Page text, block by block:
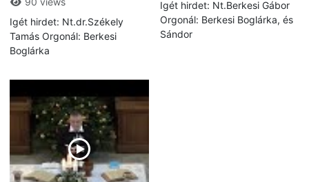
Igét hirdet: Nt.dr.Székely
Tamás Orgonál: Berkesi
Boglárka
Igét hirdet: Nt.Berkesi Gábor
Orgonál: Berkesi Boglárka, és
Sándor